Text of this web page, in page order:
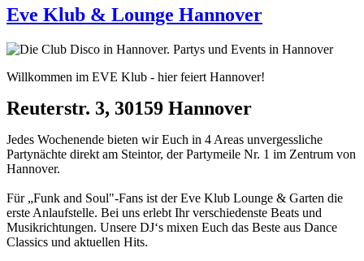
Eve Klub & Lounge Hannover
Willkommen im EVE Klub - hier feiert Hannover!
Reuterstr. 3, 30159 Hannover
Jedes Wochenende bieten wir Euch in 4 Areas unvergessliche
Partynächte direkt am Steintor, der Partymeile Nr. 1 im Zentrum von
Hannover.
Für „Funk and Soul"-Fans ist der Eve Klub Lounge & Garten die
erste Anlaufstelle. Bei uns erlebt Ihr verschiedenste Beats und
Musikrichtungen. Unsere DJ‘s mixen Euch das Beste aus Dance
Classics und aktuellen Hits.